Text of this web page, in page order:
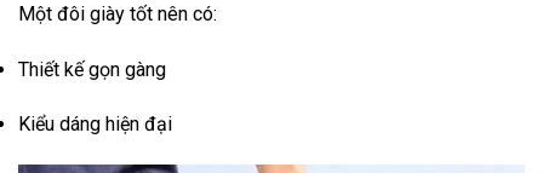
Một đôi giày tốt nên có:
Thiết kế gọn gàng
Kiểu dáng hiện đại